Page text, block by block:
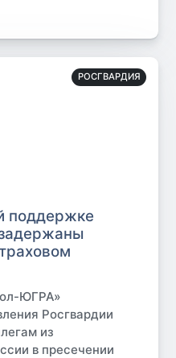
РОСГВАРДИЯ
поддержке
ЮГРА»
Росгвардии
из
в пресечении